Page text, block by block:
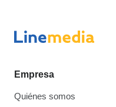
Empresa
Quiénes somos